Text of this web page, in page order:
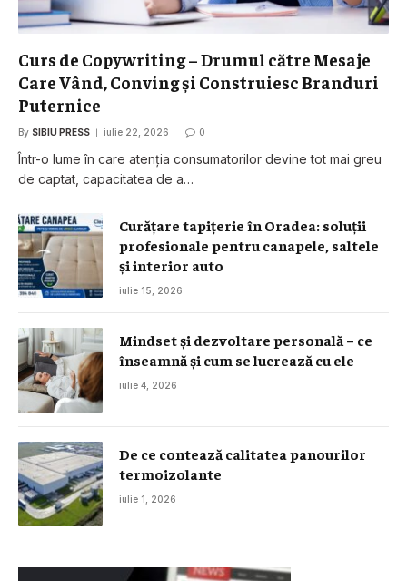
Curs de Copywriting – Drumul către Mesaje
Care Vând, Conving și Construiesc Branduri
Puternice
By SIBIU PRESS iulie 22, 2026 0
Într-o lume în care atenția consumatorilor devine tot mai greu
de captat, capacitatea de a…
Curățare tapițerie în Oradea: soluții
profesionale pentru canapele, saltele
și interior auto
iulie 15, 2026
Mindset și dezvoltare personală – ce
înseamnă și cum se lucrează cu ele
iulie 4, 2026
De ce contează calitatea panourilor
termoizolante
iulie 1, 2026